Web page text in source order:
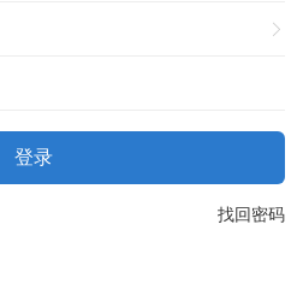
登录
找回密码